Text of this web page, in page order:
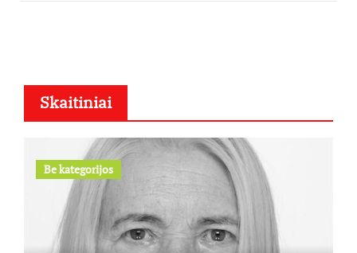
Skaitiniai
Be kategorijos